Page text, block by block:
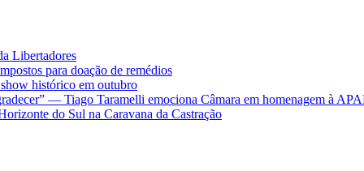
Libertadores
para doação de remédios
histórico em outubro
— Tiago Taramelli emociona Câmara em homenagem à
do Sul na Caravana da Castração